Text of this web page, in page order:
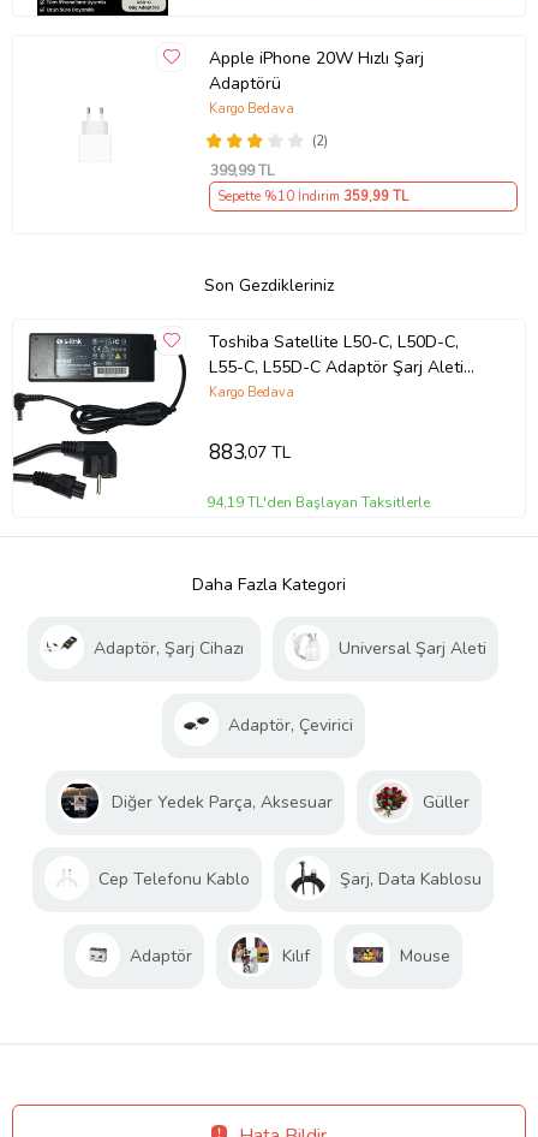
Apple iPhone 20W Hızlı Şarj
Adaptörü
(2)
Kargo Bedava
399,99 TL
Sepette %10 İndirim 359,99 TL
Son Gezdikleriniz
Toshiba Satellite L50-C, L50D-C,
L55-C, L55D-C Adaptör Şarj Aleti
(Siyah)
Kargo Bedava
883,07 TL
94,19 TL'den Başlayan Taksitlerle
Daha Fazla Kategori
Adaptör, Şarj Cihazı Universal Şarj Aleti
Adaptör, Çevirici
Diğer Yedek Parça, Aksesuar Güller
Cep Telefonu Kablo Şarj, Data Kablosu
Adaptör Kılıf Mouse